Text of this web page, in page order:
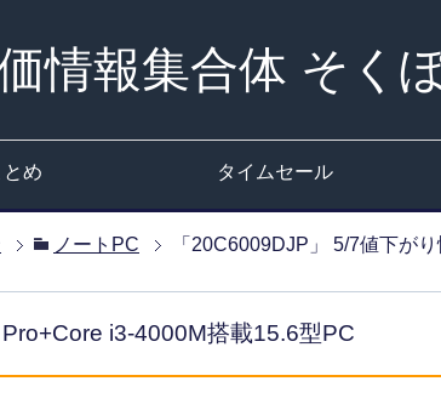
情報集合体 そく
め タイムセール
ノートPC 「20C6009DJP」 5/7値下が
i3-4000M搭載15.6型PC